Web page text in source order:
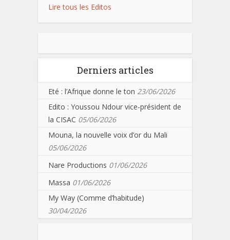
Lire tous les Editos
Derniers articles
Eté : l’Afrique donne le ton 23/06/2026
Edito : Youssou Ndour vice-président de
la CISAC 05/06/2026
Mouna, la nouvelle voix d’or du Mali
05/06/2026
Nare Productions 01/06/2026
Massa 01/06/2026
My Way (Comme d’habitude)
30/04/2026